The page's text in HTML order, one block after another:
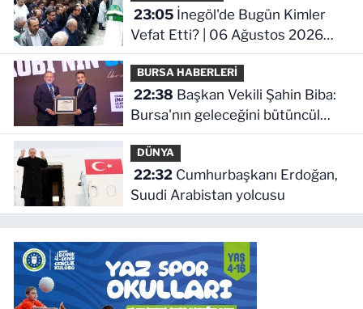
23:05İnegöl'de Bugün Kimler
Vefat Etti? | 06 Ağustos 2026
Perşembe
BURSA HABERLERİ
22:38
Bursa'nın geleceğini bütüncül
anlayışla planlıyoruz
DÜNYA
22:32Cumhurbaşkanı Erdoğan,
Suudi Arabistan yolcusu